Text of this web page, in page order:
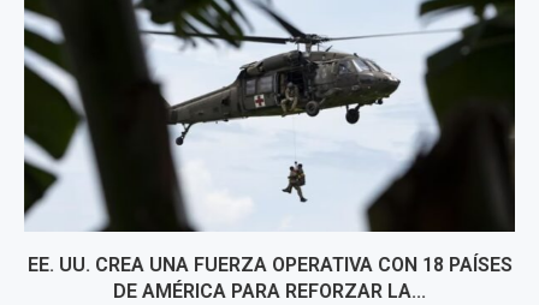
EE. UU. CREA UNA FUERZA OPERATIVA CON 18 PAÍSES
DE AMÉRICA PARA REFORZAR LA...